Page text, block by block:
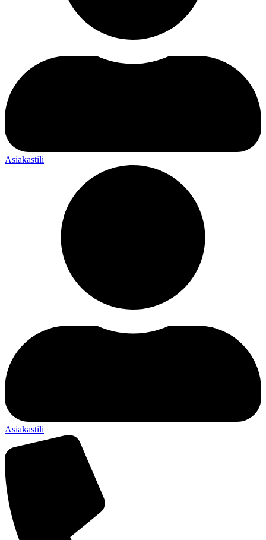
Asiakastili
Asiakastili